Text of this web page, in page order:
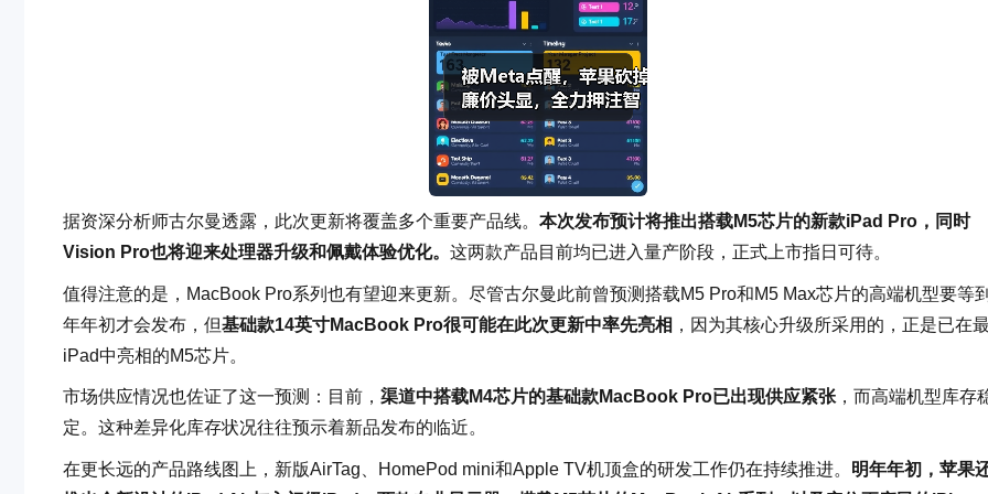
据资深分析师古尔曼透露，此次更新将覆盖多个重要产品线。 本次发布预计将推出搭载M5芯片的新款iPad Pro，同时
Vision Pro也将迎来处理器升级和佩戴体验优化。 这两款产品目前均已进入量产阶段，正式上市指日可待。
值得注意的是，MacBook Pro系列也有望迎来更新。尽管古尔曼此前曾预测搭载M5 Pro和M5 Max芯片的高端机型要等
年年初才会发布，但基础款14英寸MacBook Pro很可能在此次更新中率先亮相 ，因为其核心升级所采用的，正是已在
iPad中亮相的M5芯片。
市场供应情况也佐证了这一预测：目前， 渠道中搭载M4芯片的基础款MacBook Pro已出现供应紧张，而高端机型库存
定。这种差异化库存状况往往预示着新品发布的临近。
在更长远的产品路线图上，新版AirTag、HomePod mini和Apple TV机顶盒的研发工作仍在持续推进。 明年年初，苹果